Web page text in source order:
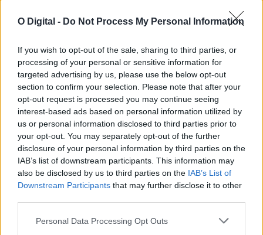
O Digital - Do Not Process My Personal Information
If you wish to opt-out of the sale, sharing to third parties, or
processing of your personal or sensitive information for
targeted advertising by us, please use the below opt-out
section to confirm your selection. Please note that after your
opt-out request is processed you may continue seeing
interest-based ads based on personal information utilized by
us or personal information disclosed to third parties prior to
your opt-out. You may separately opt-out of the further
disclosure of your personal information by third parties on the
IAB’s list of downstream participants. This information may
also be disclosed by us to third parties on the IAB’s List of
Downstream Participants that may further disclose it to other
Personal Data Processing Opt Outs
Zona dos Mármores e Alqueva «tem todas as condições para
receber» a Grande Área de Acolhimento Empresarial do
Alentejo
A Zona dos Mármores e Alqueva «tem todas as condições para
receber» a Grande...
5 Agosto, 2026 - 17:10